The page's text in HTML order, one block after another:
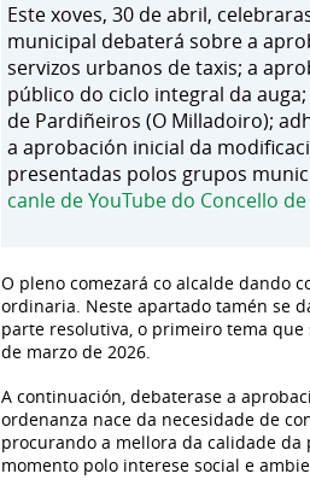
Este xoves, 30 de abril,
municipal debaterá sobre a
servizos urbanos de taxis; a
público do ciclo integral da
de Pardiñeiros (O Milladoiro);
a aprobación inicial da
presentadas polos grupos
canle de YouTube do Concello
O pleno comezará co alcalde dando
ordinaria. Neste apartado tamén se
parte resolutiva, o primeiro tema que
de marzo de 2026.
A continuación, debaterase a
ordenanza nace da necesidade de
procurando a mellora da calidade da
momento polo interese social e